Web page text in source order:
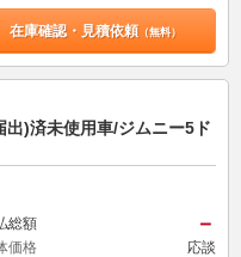
在庫確認・見積依頼（無料）
)済未使用車/ジムニー5ド
総額 －
価格
応談